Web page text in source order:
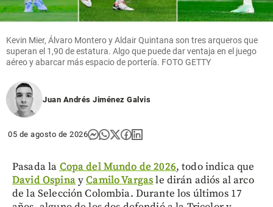
Kevin Mier, Álvaro Montero y Aldair Quintana son tres arqueros que
superan el 1,90 de estatura. Algo que puede dar ventaja en el juego
aéreo y abarcar más espacio de portería. FOTO GETTY
Juan Andrés Jiménez Galvis
05 de agosto de 2026
Pasada la Copa del Mundo de 2026, todo indica que
David OspinayCamilo Vargasle dirán adiós al arco
de la Selección Colombia. Durante los últimos 17